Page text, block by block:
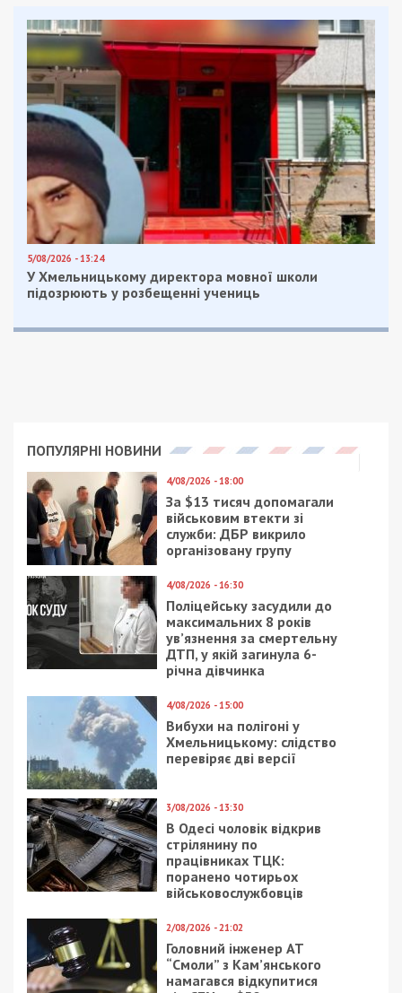
Причина тому – развешенные по всему отелю
портреты советских диктаторов Иосифа
Сталина и Владимира Ленина. Согласно закону о
“Об осуждении коммунистического и национал-
социалистической (нацистского) тоталитарных
режимов” публичная демонстрация атрибутики и
людей, которые были символами этих идеологий,
запрещена.